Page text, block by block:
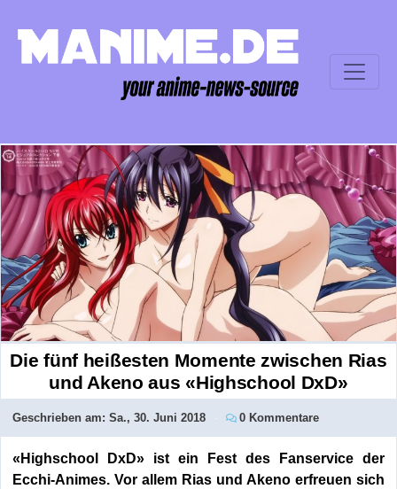
Die fünf heißesten Momente zwischen Rias
und Akeno aus «Highschool DxD»
Geschrieben am: Sa., 30. Juni 2018 0 Kommentare
«Highschool DxD» ist ein Fest des Fanservice der
Ecchi-Animes. Vor allem Rias und Akeno erfreuen sich